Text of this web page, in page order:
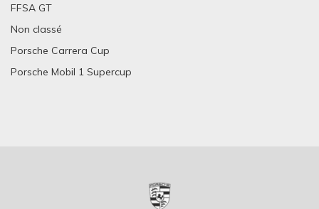
FFSA GT
Non classé
Porsche Carrera Cup
Porsche Mobil 1 Supercup